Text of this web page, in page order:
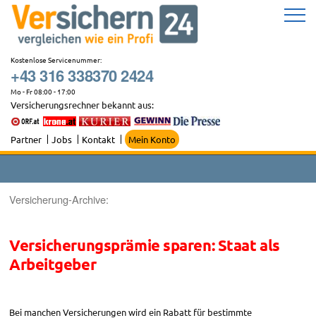
Zum
Inhalt
springen
Kostenlose Servicenummer:
+43 316 338370 2424
Mo - Fr 08:00 - 17:00
Versicherungsrechner bekannt aus:
Partner Jobs Kontakt Mein Konto
Versicherung-Archive:
Versicherungsprämie sparen: Staat als
Arbeitgeber
Bei manchen Versicherungen wird ein Rabatt für bestimmte